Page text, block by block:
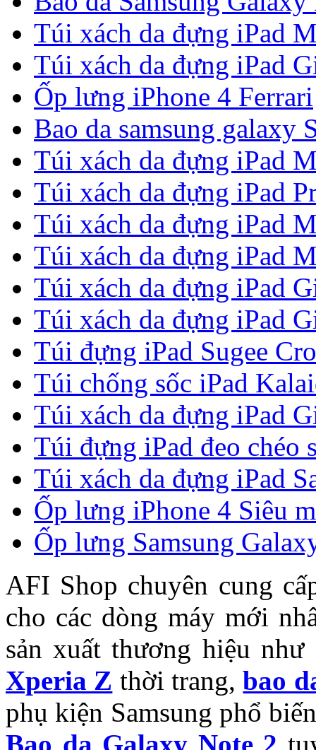
Túi xách da đựng iPad
Túi xách da đựng iPad
Ốp lưng iPhone 4 Ferrari
Bao da samsung galaxy
Túi xách da đựng iPad
Túi xách da đựng iPad
Túi xách da đựng iPad
Túi xách da đựng iPad
Túi xách da đựng iPad
Túi xách da đựng iPad
Túi đựng iPad Sugee
Túi chống sốc iPad
Túi xách da đựng iPad
Túi đựng iPad đeo chéo
Túi xách da đựng iPad
Ốp lưng iPhone 4 Siêu
Ốp lưng Samsung
AFI Shop chuyên cung
cho các dòng máy mới
sản xuất thương hiệu
Xperia Z thời trang,bao
phụ kiện Samsung phổ
Bao da Galaxy Note 2